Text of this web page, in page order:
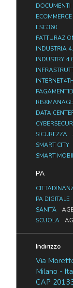
DOCUMENTI
ECOMMERCE
ESG360
INDUSTRIA
INDUSTRY
DATA
SICUREZZA
SMART CITY
SMART
PA
PA DIGITALE
SANITÀ
SCUOLA
Indirizzo
Via
Milano -
CAP